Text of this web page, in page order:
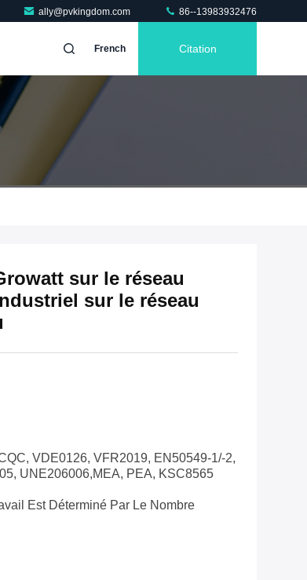
ally@pvkingdom.com 86--13983932476
French Citation
sur le réseau
sur le réseau
VDE0126, VFR2019, EN50549-1/-2,
UNE206006,MEA, PEA, KSC8565
Est Déterminé Par Le Nombre